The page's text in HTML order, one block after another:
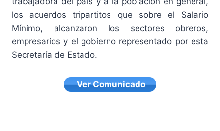
los acuerdos tripartitos que sobre el Salario
Mínimo, alcanzaron los sectores obreros,
empresarios y el gobierno representado por esta
Secretaría de Estado.
Ver Comunicado